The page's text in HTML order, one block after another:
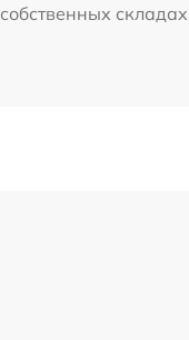
собственных